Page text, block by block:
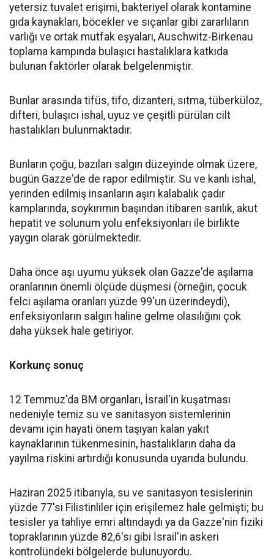
yetersiz tuvalet erişimi, bakteriyel olarak kontamine
gıda kaynakları, böcekler ve sıçanlar gibi zararlıların
varlığı ve ortak mutfak eşyaları, Auschwitz-Birkenau
toplama kampında bulaşıcı hastalıklara katkıda
bulunan faktörler olarak belgelenmiştir.
Bunlar arasında tifüs, tifo, dizanteri, sıtma, tüberküloz,
difteri, bulaşıcı ishal, uyuz ve çeşitli pürülan cilt
hastalıkları bulunmaktadır.
Bunların çoğu, bazıları salgın düzeyinde olmak üzere,
bugün Gazze'de de rapor edilmiştir. Su ve kanlı ishal,
yerinden edilmiş insanların aşırı kalabalık çadır
kamplarında, soykırımın başından itibaren sarılık, akut
hepatit ve solunum yolu enfeksiyonları ile birlikte
yaygın olarak görülmektedir.
Daha önce aşı uyumu yüksek olan Gazze'de aşılama
oranlarının önemli ölçüde düşmesi (örneğin, çocuk
felci aşılama oranları yüzde 99'un üzerindeydi),
enfeksiyonların salgın haline gelme olasılığını çok
daha yüksek hale getiriyor.
Korkunç sonuç
12 Temmuz'da BM organları, İsrail'in kuşatması
nedeniyle temiz su ve sanitasyon sistemlerinin
devamı için hayati önem taşıyan kalan yakıt
kaynaklarının tükenmesinin, hastalıkların daha da
yayılma riskini artırdığı konusunda uyarıda bulundu.
Haziran 2025 itibarıyla, su ve sanitasyon tesislerinin
yüzde 77'si Filistinliler için erişilemez hale gelmişti; bu
tesisler ya tahliye emri altındaydı ya da Gazze'nin fiziki
topraklarının yüzde 82,6'sı gibi İsrail'in askeri
kontrolündeki bölgelerde bulunuyordu.